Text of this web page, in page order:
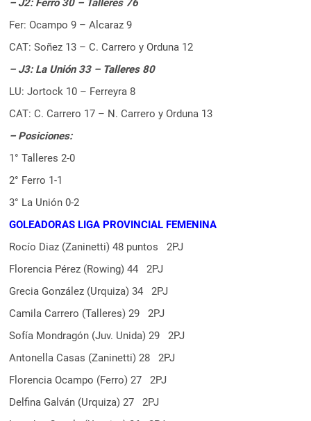
– J2: Ferro 30 – Talleres 76
Fer: Ocampo 9 – Alcaraz 9
CAT: Soñez 13 – C. Carrero y Orduna 12
– J3: La Unión 33 – Talleres 80
LU: Jortock 10 – Ferreyra 8
CAT: C. Carrero 17 – N. Carrero y Orduna 13
– Posiciones:
1° Talleres 2-0
2° Ferro 1-1
3° La Unión 0-2
GOLEADORAS LIGA PROVINCIAL FEMENINA
Rocío Diaz (Zaninetti) 48 puntos 2PJ
Florencia Pérez (Rowing) 44 2PJ
Grecia González (Urquiza) 34 2PJ
Camila Carrero (Talleres) 29 2PJ
Sofía Mondragón (Juv. Unida) 29 2PJ
Antonella Casas (Zaninetti) 28 2PJ
Florencia Ocampo (Ferro) 27 2PJ
Delfina Galván (Urquiza) 27 2PJ